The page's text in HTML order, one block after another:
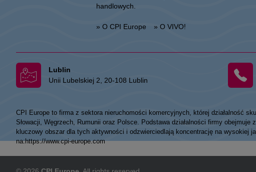
handlowych.
» O CPI Europe » O VIVO!
Lublin
Unii Lubelskiej 2, 20-108 Lublin
CPI Europe to firma z sektora nieruchomości komercyjnych, której działalność
Słowacji, Węgrzech, Rumunii oraz Polsce. Podstawa działalności firmy
kluczowy obszar dla tych aktywności i odzwierciedlają koncentrację na wysokiej
na:https://www.cpi-europe.com